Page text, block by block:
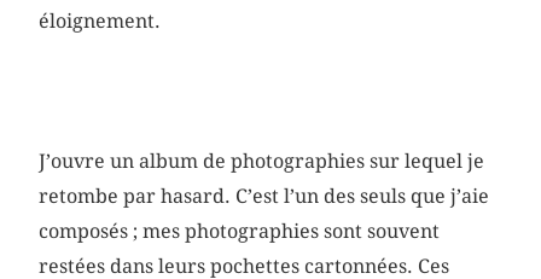
éloignement.
J’ouvre un album de photographies sur lequel je
retombe par hasard. C’est l’un des seuls que j’aie
composés ; mes photographies sont souvent
restées dans leurs pochettes cartonnées. Ces